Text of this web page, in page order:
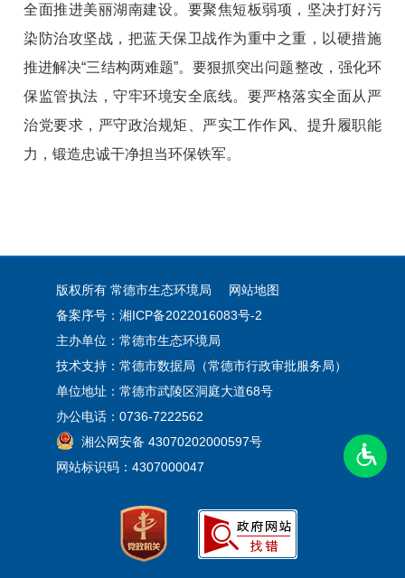
全面推进美丽湖南建设。要聚焦短板弱项，坚决打好污
染防治攻坚战，把蓝天保卫战作为重中之重，以硬措施
推进解决“三结构两难题”。要狠抓突出问题整改，强化环
保监管执法，守牢环境安全底线。要严格落实全面从严
治党要求，严守政治规矩、严实工作作风、提升履职能
力，锻造忠诚干净担当环保铁军。
版权所有 常德市生态环境局
网站地图
备案序号：湘ICP备2022016083号-2
主办单位：常德市生态环境局
技术支持：常德市数据局（常德市行政审批服务局）
单位地址：常德市武陵区洞庭大道68号
办公电话：0736-7222562
湘公网安备 43070202000597号
网站标识码：4307000047